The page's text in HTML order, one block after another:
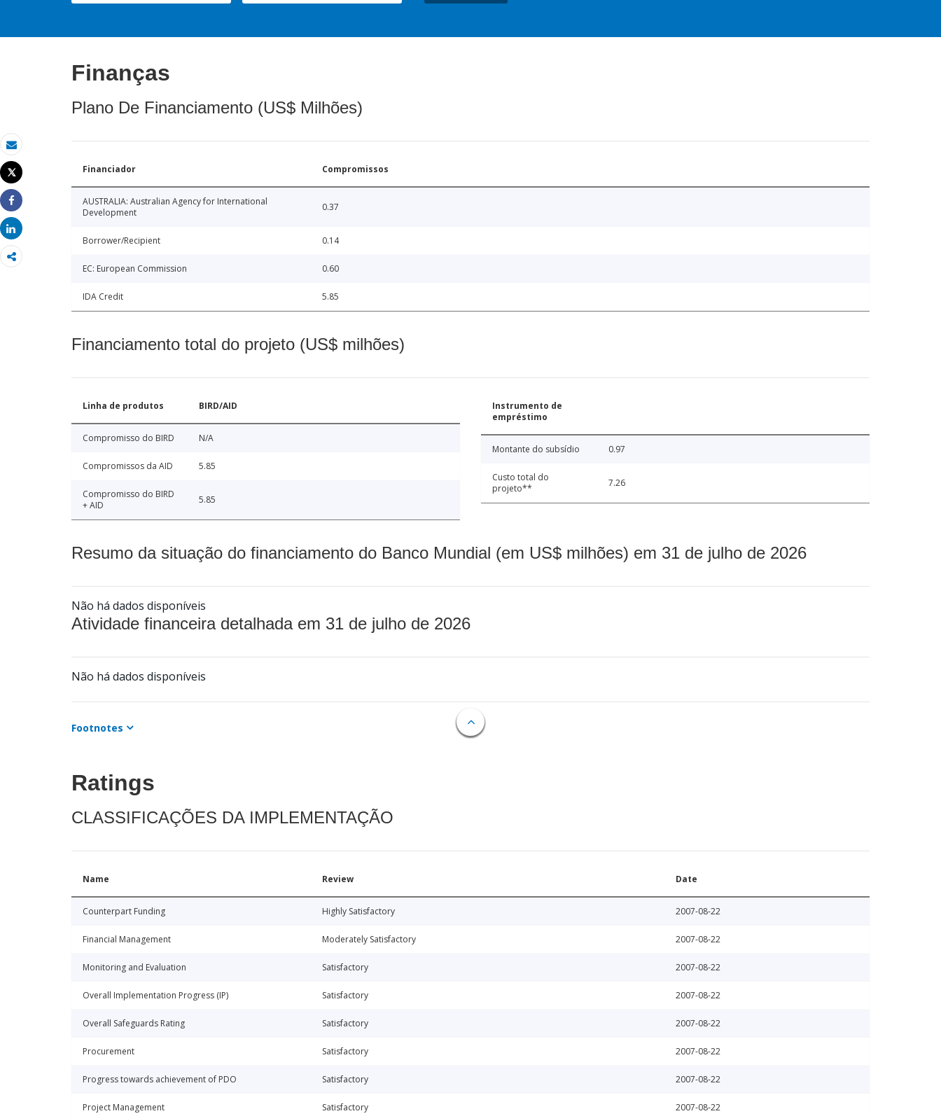
Email
Imprimir
Tweet
Share
Share
Finanças
Plano De Financiamento (US$ Milhões)
Financiador Compromissos
AUSTRALIA: Australian Agency for International
Development
0.37
Borrower/Recipient 0.14
EC: European Commission 0.60
IDA Credit 5.85
Financiamento total do projeto (US$ milhões)
Linha de produtos BIRD/AID
Compromisso do BIRD N/A
Compromissos da AID 5.85
Compromisso do BIRD
+ AID
5.85
Instrumento de
empréstimo
Montante do subsídio 0.97
Custo total do
projeto**
7.26
Resumo da situação do financiamento do Banco Mundial (em US$ milhões) em 31 de julho de 2026
Não há dados disponíveis
Atividade financeira detalhada em 31 de julho de 2026
Não há dados disponíveis
Footnotes
Ratings
CLASSIFICAÇÕES DA IMPLEMENTAÇÃO
Name Review Date
Counterpart Funding Highly Satisfactory 2007-08-22
Financial Management Moderately Satisfactory 2007-08-22
Monitoring and Evaluation Satisfactory 2007-08-22
Overall Implementation Progress (IP) Satisfactory 2007-08-22
Overall Safeguards Rating Satisfactory 2007-08-22
Procurement Satisfactory 2007-08-22
Progress towards achievement of PDO Satisfactory 2007-08-22
Project Management Satisfactory 2007-08-22